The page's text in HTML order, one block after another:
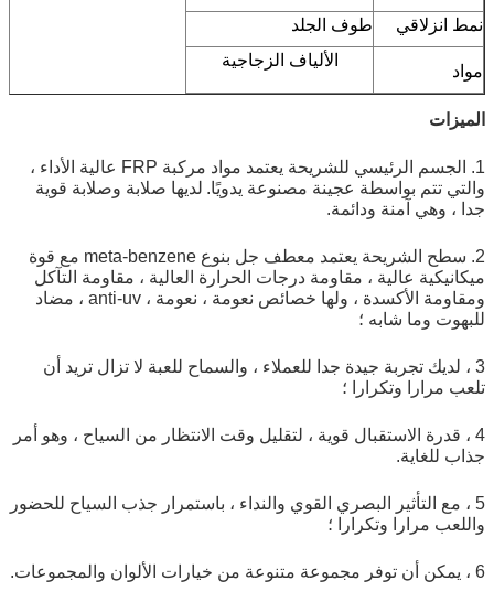
نمط انزلاقي
طوف الجلد
مواد
الألياف الزجاجية
الميزات
1. الجسم الرئيسي للشريحة يعتمد مواد مركبة FRP عالية الأداء ،
والتي تتم بواسطة عجينة مصنوعة يدويًا. لديها صلابة وصلابة قوية
جدا ، وهي آمنة ودائمة.
2. سطح الشريحة يعتمد معطف جل بنوع meta-benzene مع قوة
ميكانيكية عالية ، مقاومة درجات الحرارة العالية ، مقاومة التآكل
ومقاومة الأكسدة ، ولها خصائص نعومة ، نعومة ، anti-uv ، مضاد
للبهوت وما شابه ؛
3 ، لديك تجربة جيدة جدا للعملاء ، والسماح للعبة لا تزال تريد أن
تلعب مرارا وتكرارا ؛
4 ، قدرة الاستقبال قوية ، لتقليل وقت الانتظار من السياح ، وهو أمر
جذاب للغاية.
5 ، مع التأثير البصري القوي والنداء ، باستمرار جذب السياح للحضور
واللعب مرارا وتكرارا ؛
6 ، يمكن أن توفر مجموعة متنوعة من خيارات الألوان والمجموعات.